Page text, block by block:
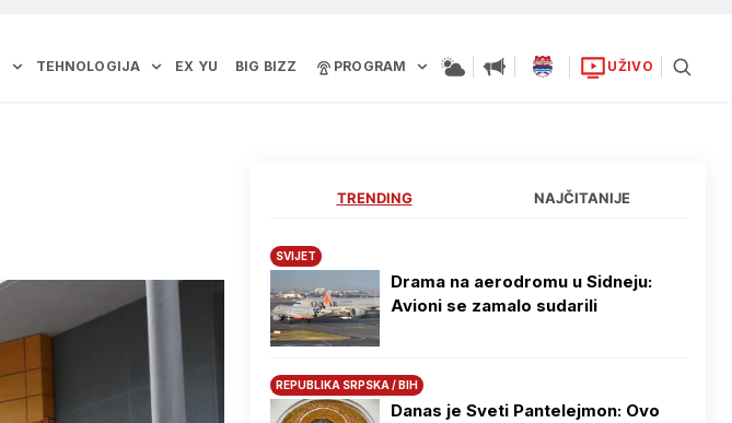
TEHNOLOGIJA EX YU BIG BIZZ PROGRAM UŽIVO
TRENDING NAJČITANIJE
SVIJET
Drama na aerodromu u Sidneju:
Avioni se zamalo sudarili
REPUBLIKA SRPSKA / BIH
Danas je Sveti Pantelejmon: Ovo